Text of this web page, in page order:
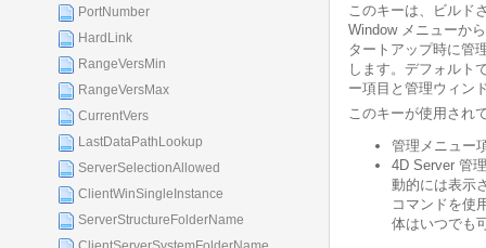
PortNumber
HardLink
RangeVersMin
RangeVersMax
CurrentVers
LastDataPathLookup
ServerSelectionAllowed
ClientWinSingleInstance
ServerStructureFolderName
このキーは、ビルド
Window メニューか
タートアップ時に管
します。デフォルト
ー項目と管理ウィン
このキーが使用され
管理メニュー
4D Server 管
動的には表示
コマンドを使
体はいつでも